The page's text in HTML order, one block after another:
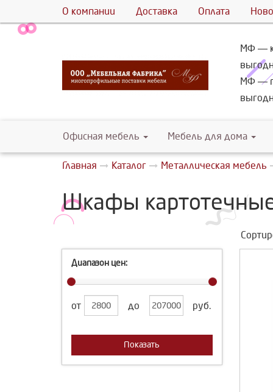
О компании Доставка Оплата
МФ ―
МФ ―
Офисная мебель Мебель для дома
Главная Каталог Металлическая мебель
Шкафы
Диапазон цен:
от до руб.
Показать